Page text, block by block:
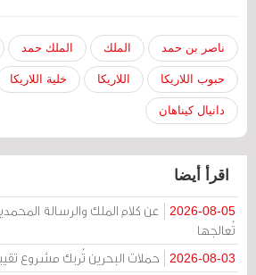
ناصر بن حمد الملك الملك حمد
حبوب اللاريكا اللاريكا خلية اللاريكا
دانيال كيناهان
اقرأ أيضا
2026-08-05
عن كلام الملك والرسالة
تُعالجها
2026-08-03 حملات البحرين تُربك مشروع